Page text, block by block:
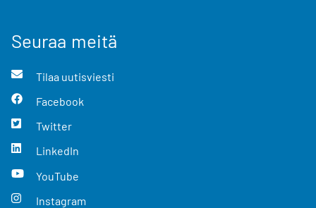
Seuraa meitä
Tilaa uutisviesti
Facebook
Twitter
LinkedIn
YouTube
Instagram